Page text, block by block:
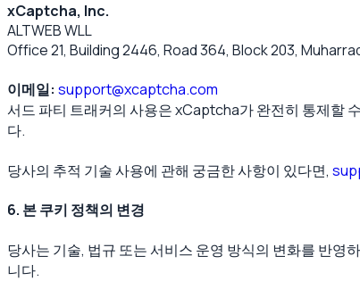
xCaptcha, Inc.
ALTWEB WLL
Office 21, Building 2446, Road 364, Block 203,
이메일: support@xcaptcha.com
서드 파티 트래커의 사용은 xCaptcha가 완전히 통제할
다.
당사의 추적 기술 사용에 관해 궁금한 사항이 있다면,
6. 본 쿠키 정책의 변경
당사는 기술, 법규 또는 서비스 운영 방식의 변화를 반영
니다.